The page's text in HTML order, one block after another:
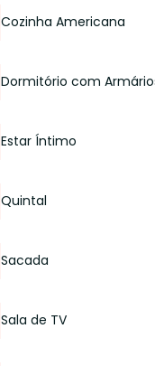
Cozinha Americana
Dormitório com
Estar Íntimo
Quintal
Sacada
Sala de TV